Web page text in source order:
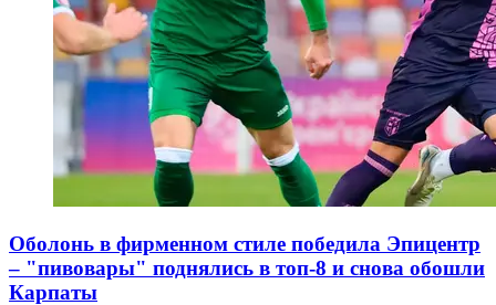
Оболонь в фирменном стиле победила Эпицентр
– "пивовары" поднялись в топ-8 и снова обошли
Карпаты